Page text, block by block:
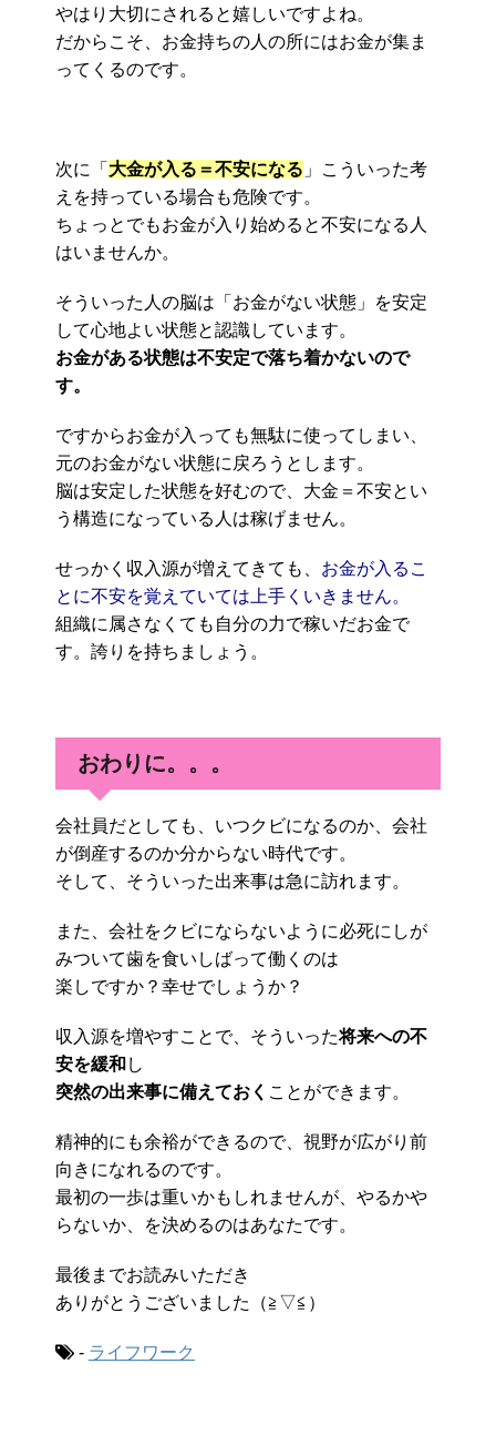
やはり大切にされると嬉しいですよね。
だからこそ、お金持ちの人の所にはお金が集ま
ってくるのです。
次に「 大金が入る＝不安になる 」こういった考
えを持っている場合も危険です。
ちょっとでもお金が入り始めると不安になる人
はいませんか。
そういった人の脳は「お金がない状態」を安定
して心地よい状態と認識しています。
お金がある状態は不安定で落ち着かないので
す。
ですからお金が入っても無駄に使ってしまい、
元のお金がない状態に戻ろうとします。
脳は安定した状態を好むので、大金＝不安とい
う構造になっている人は稼げません。
せっかく収入源が増えてきても、 お金が入るこ
とに不安を覚えていては上手くいきません。
組織に属さなくても自分の力で稼いだお金で
す。誇りを持ちましょう。
おわりに。。。
会社員だとしても、いつクビになるのか、会社
が倒産するのか分からない時代です。
そして、そういった出来事は急に訪れます。
また、会社をクビにならないように必死にしが
みついて歯を食いしばって働くのは
楽しですか？幸せでしょうか？
収入源を増やすことで、そういった将来への不
安を緩和 し
突然の出来事に備えておく ことができます。
精神的にも余裕ができるので、視野が広がり前
向きになれるのです。
最初の一歩は重いかもしれませんが、やるかや
らないか、を決めるのはあなたです。
最後までお読みいただき
ありがとうございました（≧▽≦）
- ライフワーク